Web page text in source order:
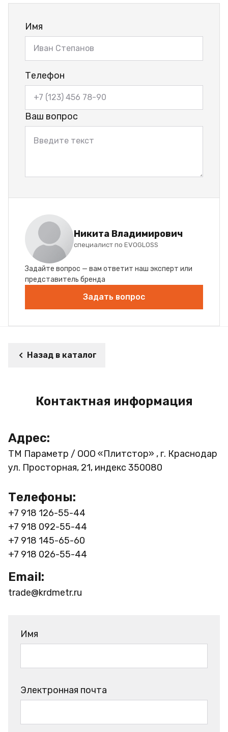
Имя
Телефон
Ваш вопрос
Никита Владимирович
специалист по EVOGLOSS
Задайте вопрос — вам ответит наш эксперт или
представитель бренда
Задать вопрос
Назад в каталог
Контактная информация
Адрес:
ТМ Параметр / ООО «Плитстор» , г. Краснодар
ул. Просторная, 21, индекс 350080
Телефоны:
+7 918 126-55-44
+7 918 092-55-44
+7 918 145-65-60
+7 918 026-55-44
Email:
trade@krdmetr.ru
Имя
Электронная почта